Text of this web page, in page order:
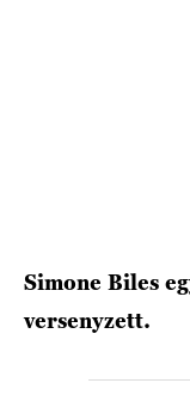
Simone Biles
versenyzett.